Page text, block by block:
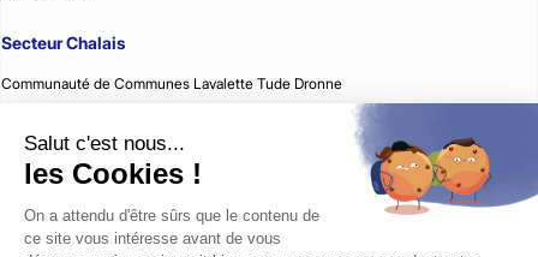
Secteur Chalais
Communauté de Communes Lavalette Tude Dronne
05 45 98 59 51
Communauté de Communes Lavalette Tude Dronne